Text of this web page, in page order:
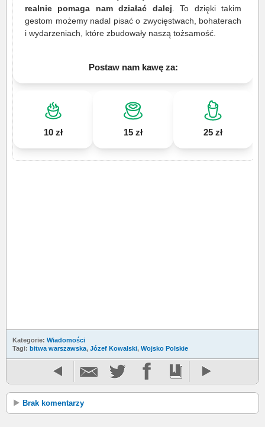
realnie pomaga nam działać dalej . To dzięki takim
gestom możemy nadal pisać o zwycięstwach, bohaterach
i wydarzeniach, które zbudowały naszą tożsamość.
Postaw nam kawę za:
10 zł 15 zł 25 zł
Kategorie: Wiadomości
Tagi: bitwa warszawska, Józef Kowalski, Wojsko Polskie
Brak komentarzy